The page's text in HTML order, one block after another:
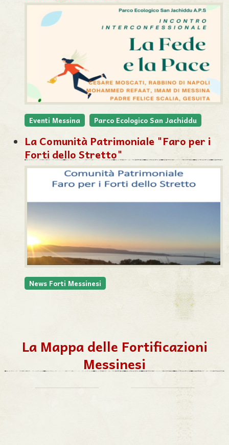
Eventi Messina Parco Ecologico San Jachiddu
La Comunità Patrimoniale "Faro per i
Forti dello Stretto"
News Forti Messinesi
La Mappa delle Fortificazioni
Messinesi